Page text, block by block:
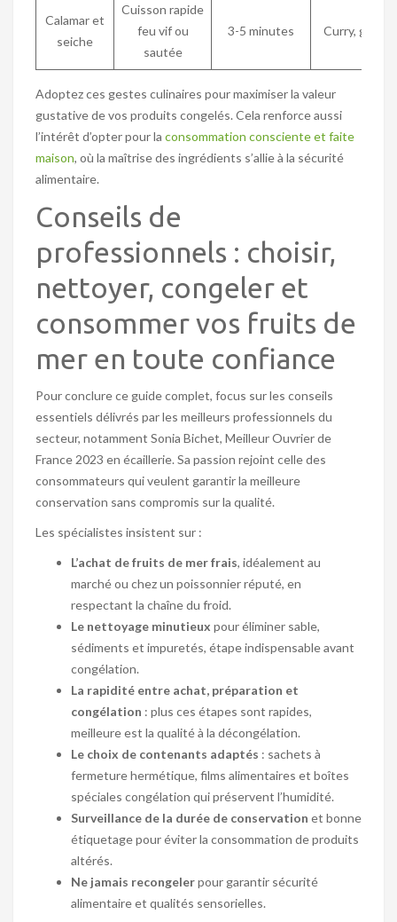
Calamar et
seiche
Cuisson rapide
feu vif ou
sautée
3-5 minutes Curry,
Adoptez ces gestes culinaires pour maximiser la valeur
gustative de vos produits congelés. Cela renforce aussi
l’intérêt d’opter pour la consommation consciente et faite
maison, où la maîtrise des ingrédients s’allie à la sécurité
alimentaire.
Conseils de
professionnels : choisir,
nettoyer, congeler et
consommer vos fruits de
mer en toute confiance
Pour conclure ce guide complet, focus sur les conseils
essentiels délivrés par les meilleurs professionnels du
secteur, notamment Sonia Bichet, Meilleur Ouvrier de
France 2023 en écaillerie. Sa passion rejoint celle des
consommateurs qui veulent garantir la meilleure
conservation sans compromis sur la qualité.
Les spécialistes insistent sur :
L’achat de fruits de mer frais, idéalement au
marché ou chez un poissonnier réputé, en
respectant la chaîne du froid.
Le nettoyage minutieux pour éliminer sable,
sédiments et impuretés, étape indispensable avant
congélation.
La rapidité entre achat, préparation et
congélation : plus ces étapes sont rapides,
meilleure est la qualité à la décongélation.
Le choix de contenants adaptés : sachets à
fermeture hermétique, films alimentaires et boîtes
spéciales congélation qui préservent l’humidité.
Surveillance de la durée de conservation et bonne
étiquetage pour éviter la consommation de produits
altérés.
Ne jamais recongelerpour garantir sécurité
alimentaire et qualités sensorielles.